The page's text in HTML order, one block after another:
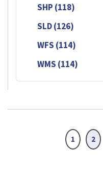
SHP (118)
SLD (126)
WFS (114)
WMS (114)
1 2